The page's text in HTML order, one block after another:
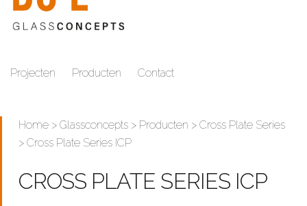
Projecten Producten Contact
Home > Glassconcepts > Producten > Cross Plate Series
> Cross Plate Series ICP
CROSS PLATE SERIES ICP